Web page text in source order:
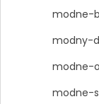
modne-
modny-
modne-
modne-